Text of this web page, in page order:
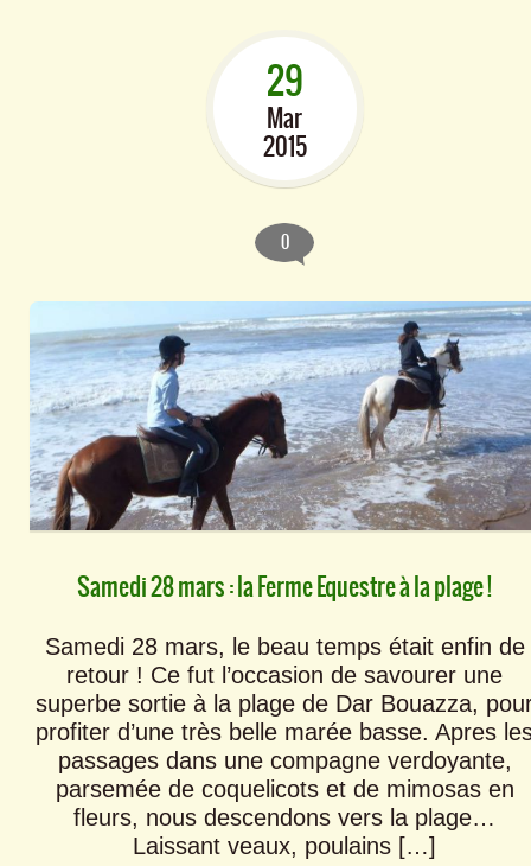
29
Mar
2015
0
Samedi 28 mars : la Ferme Equestre à la plage !
Samedi 28 mars, le beau temps était enfin de
retour ! Ce fut l’occasion de savourer une
superbe sortie à la plage de Dar Bouazza,
profiter d’une très belle marée basse. Apres
passages dans une compagne verdoyante,
parsemée de coquelicots et de mimosas en
fleurs, nous descendons vers la plage…
Laissant veaux, poulains […]